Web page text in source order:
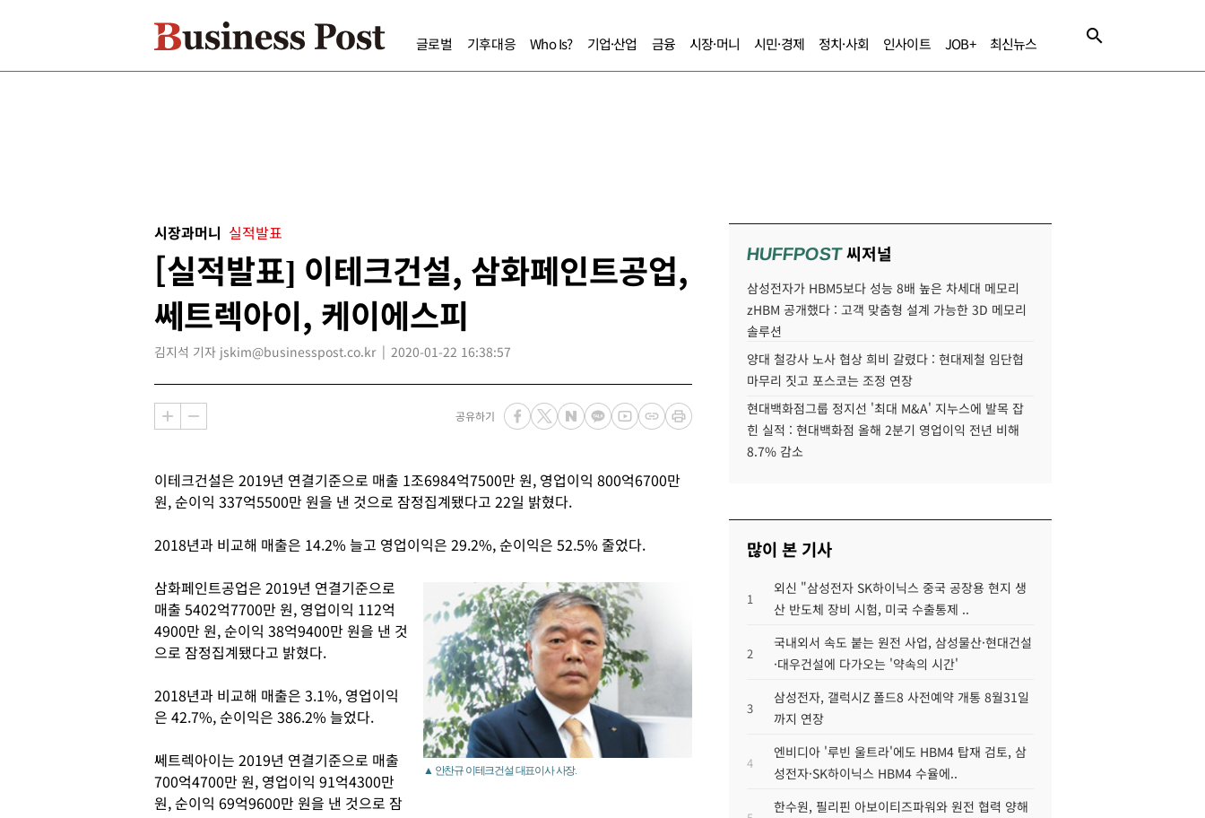
글로벌 기후대응 Who Is? 기업·산업 금융 시장·머니 시민·경제 정치·사회 인사이트 JOB+ 최신뉴스
시장과머니 실적발표
[실적발표] 이테크건설, 삼화페인트공업,
쎄트렉아이, 케이에스피
김지석 기자 jskim@businesspost.co.kr 2020-01-22 16:38:57
공유하기
이테크건설은 2019년 연결기준으로 매출 1조6984억7500만 원, 영업이익 800억6700만
원, 순이익 337억5500만 원을 낸 것으로 잠정집계됐다고 22일 밝혔다.
2018년과 비교해 매출은 14.2% 늘고 영업이익은 29.2%, 순이익은 52.5% 줄었다.
▲ 안찬규 이테크건설 대표이사 사장.
삼화페인트공업은 2019년 연결기준으로
매출 5402억7700만 원, 영업이익 112억
4900만 원, 순이익 38억9400만 원을 낸 것
으로 잠정집계됐다고 밝혔다.
2018년과 비교해 매출은 3.1%, 영업이익
은 42.7%, 순이익은 386.2% 늘었다.
쎄트렉아이는 2019년 연결기준으로 매출
700억4700만 원, 영업이익 91억4300만
원, 순이익 69억9600만 원을 낸 것으로 잠
HUFFPOST씨저널
삼성전자가 HBM5보다 성능 8배 높은 차세대 메모리
zHBM 공개했다 : 고객 맞춤형 설계 가능한 3D 메모리
솔루션
양대 철강사 노사 협상 희비 갈렸다 : 현대제철 임단협
마무리 짓고 포스코는 조정 연장
현대백화점그룹 정지선 '최대 M&A' 지누스에 발목 잡
힌 실적 : 현대백화점 올해 2분기 영업이익 전년 비해
8.7% 감소
많이 본 기사
1
외신 "삼성전자 SK하이닉스 중국 공장용 현지 생
산 반도체 장비 시험, 미국 수출통제 ..
2
국내외서 속도 붙는 원전 사업, 삼성물산·현대건설
·대우건설에 다가오는 '약속의 시간'
3
삼성전자, 갤럭시Z 폴드8 사전예약 개통 8월31일
까지 연장
4
엔비디아 '루빈 울트라'에도 HBM4 탑재 검토, 삼
성전자·SK하이닉스 HBM4 수율에..
한수원, 필리핀 아보이티즈파워와 원전 협력 양해